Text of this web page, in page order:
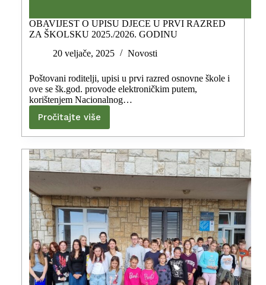
OBAVIJEST O UPISU DJECE U PRVI RAZRED
ZA ŠKOLSKU 2025./2026. GODINU
20 veljače, 2025
Novosti
Poštovani roditelji, upisi u prvi razred osnovne škole i
ove se šk.god. provode elektroničkim putem,
korištenjem Nacionalnog…
Pročitajte više